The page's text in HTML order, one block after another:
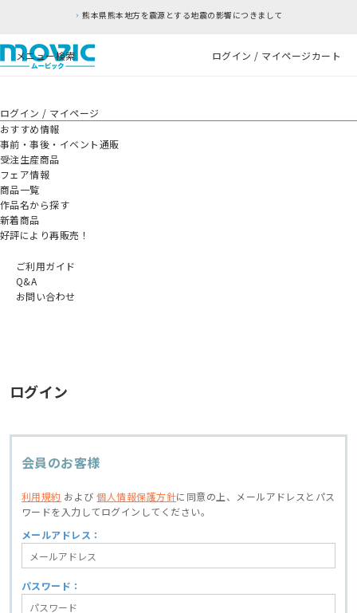
熊本県熊本地方を震源とする地震の影響につきまして
メニュー検索 ログイン / マイページカート
ログイン / マイページ
おすすめ情報
事前・事後・イベント通販
受注生産商品
フェア情報
商品一覧
作品名から探す
新着商品
好評により再販売！
ご利用ガイド
Q&A
お問い合わせ
ログイン
会員のお客様
利用規約 および個人情報保護方針に同意の上、
メールアドレスとパス
ワードを入力してログインしてください。
メールアドレス：
パスワード：